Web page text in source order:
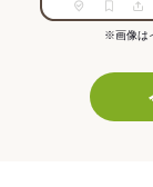
※画像は